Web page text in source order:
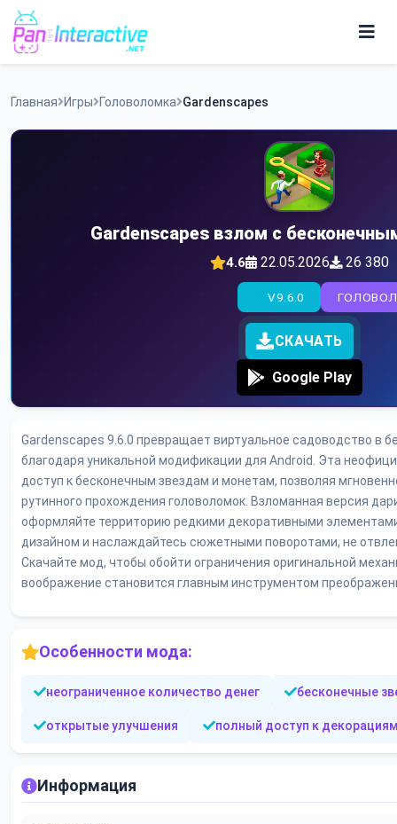
Skip
content
Программы
Главная Игры Головоломка Gardenscapes
Gardenscapes взлом с
4.6 22.05.2026 26 380
V9.6.0
СКАЧАТЬ
Google Play
Gardenscapes 9.6.0 превращает виртуальное садоводство в
благодаря уникальной модификации для Android. Эта
доступ к бесконечным звездам и монетам, позволяя
рутинного прохождения головоломок. Взломанная версия
оформляйте территорию редкими декоративными
дизайном и наслаждайтесь сюжетными поворотами, не
Скачайте мод, чтобы обойти ограничения оригинальной
воображение становится главным инструментом
Особенности мода:
неограниченное количество денег бесконечные
открытые улучшения полный доступ к
Информация